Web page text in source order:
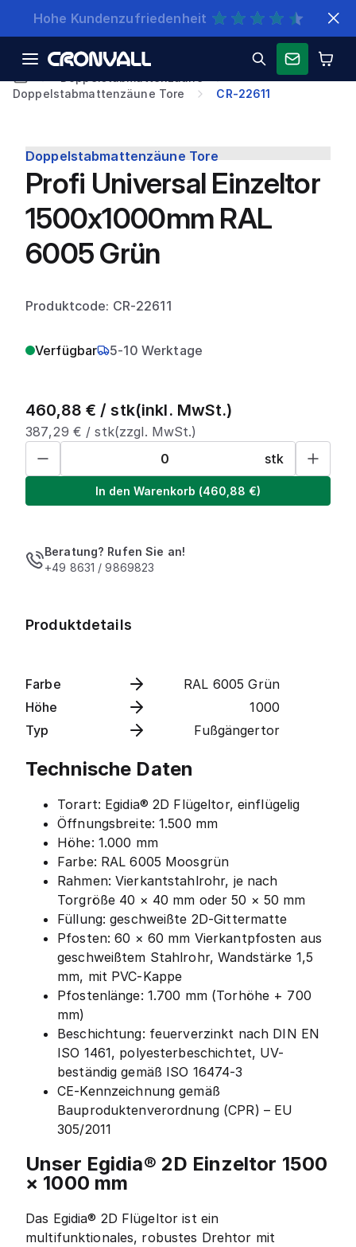
Schnelle Lieferung
Doppelstabmattenzäune Tore
CR-22611
Doppelstabmattenzäune Tore
Profi Universal Einzeltor
1500x1000mm RAL
6005 Grün
Produktcode: CR-22611
Verfügbar 5-10 Werktage
460,88 € / stk(inkl. MwSt.)
387,29 € /stk(zzgl. MwSt.)
stk
In den Warenkorb (460,88 €)
Beratung? Rufen Sie an!
+49 8631 / 9869823
Produktdetails
Farbe
RAL 6005 Grün
Höhe
1000
Typ
Fußgängertor
Technische Daten
Torart: Egidia® 2D Flügeltor, einflügelig
Öffnungsbreite: 1.500 mm
Höhe: 1.000 mm
Farbe: RAL 6005 Moosgrün
Rahmen: Vierkantstahlrohr, je nach
Torgröße 40 × 40 mm oder 50 × 50 mm
Füllung: geschweißte 2D-Gittermatte
Pfosten: 60 × 60 mm Vierkantpfosten aus
geschweißtem Stahlrohr, Wandstärke 1,5
mm, mit PVC-Kappe
Pfostenlänge: 1.700 mm (Torhöhe + 700
mm)
Beschichtung: feuerverzinkt nach DIN EN
ISO 1461, polyesterbeschichtet, UV-
beständig gemäß ISO 16474-3
CE-Kennzeichnung gemäß
Bauproduktenverordnung (CPR) – EU
305/2011
Unser Egidia® 2D Einzeltor 1500
× 1000 mm
Das Egidia® 2D Flügeltor ist ein
multifunktionales, robustes Drehtor mit